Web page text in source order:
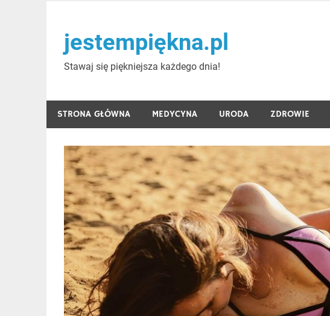
contentjestempiękna.pl
Stawaj się piękniejsza każdego dnia!
STRONA GŁÓWNA MEDYCYNA URODA ZDROWIE